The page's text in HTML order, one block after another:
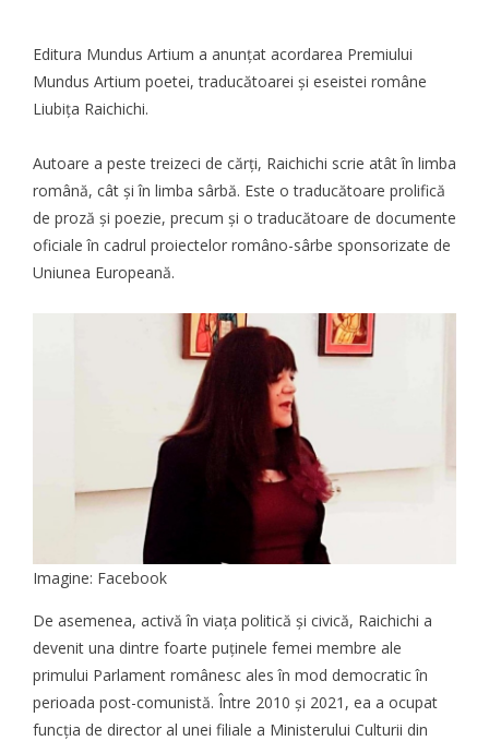
Editura Mundus Artium a anunțat acordarea Premiului
Mundus Artium poetei, traducătoarei și eseistei române
Liubița Raichichi.
Autoare a peste treizeci de cărți, Raichichi scrie atât în limba
română, cât și în limba sârbă. Este o traducătoare prolifică
de proză și poezie, precum și o traducătoare de documente
oficiale în cadrul proiectelor româno-sârbe sponsorizate de
Uniunea Europeană.
Imagine: Facebook
De asemenea, activă în viața politică și civică, Raichichi a
devenit una dintre foarte puținele femei membre ale
primului Parlament românesc ales în mod democratic în
perioada post-comunistă. Între 2010 și 2021, ea a ocupat
funcția de director al unei filiale a Ministerului Culturii din